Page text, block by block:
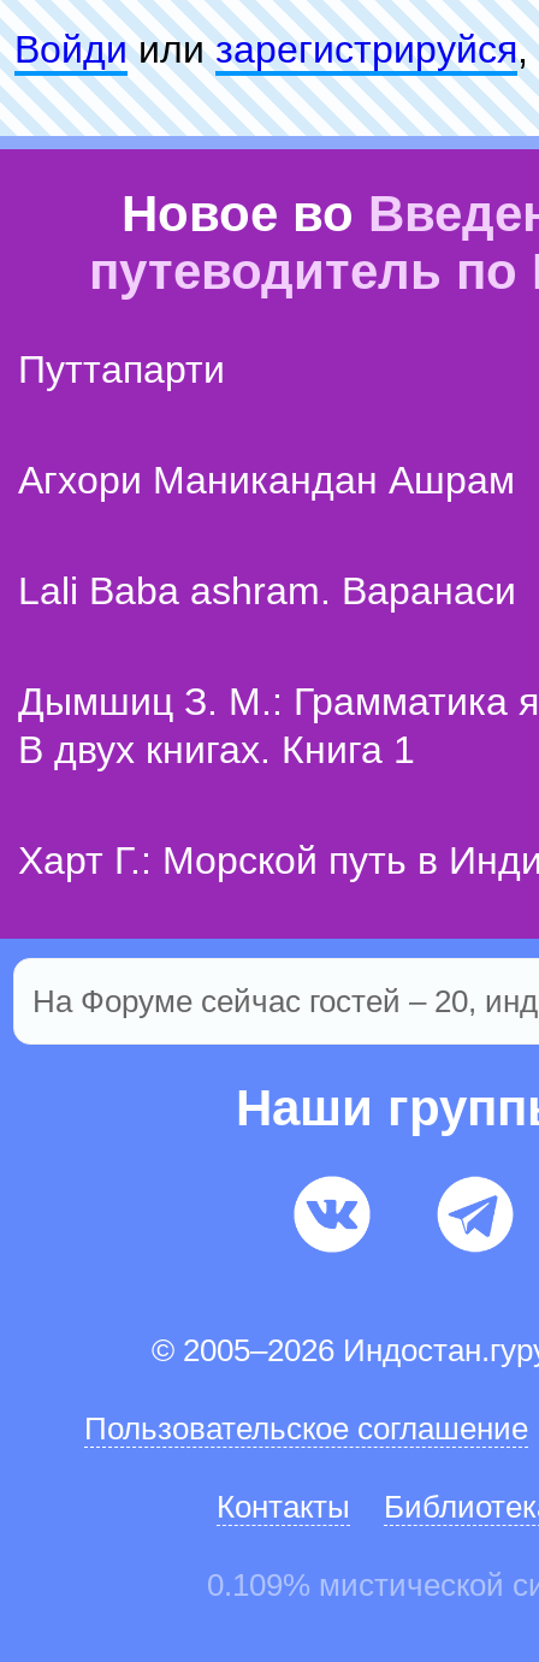
Войдиилизарeгиcтpируйся,
Новое во
путеводитель
Путтапарти
Агхори Маникандан Ашрам
Lali Baba ashram. Варанаси
Дымшиц З. М.: Грамматика
В двух книгах. Книга 1
Харт Г.: Морской путь в
На Форуме сейчас гостей – 20,
Наши
© 2005–2026
Пользовательское соглашение
Контакты
0.109% мистической